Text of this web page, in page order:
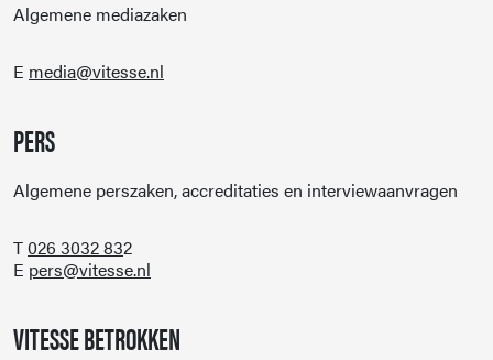
Algemene mediazaken
E media@vitesse.nl
PERS
Algemene perszaken, accreditaties en interviewaanvragen
T026 3032 832
E pers@vitesse.nl
VITESSE BETROKKEN